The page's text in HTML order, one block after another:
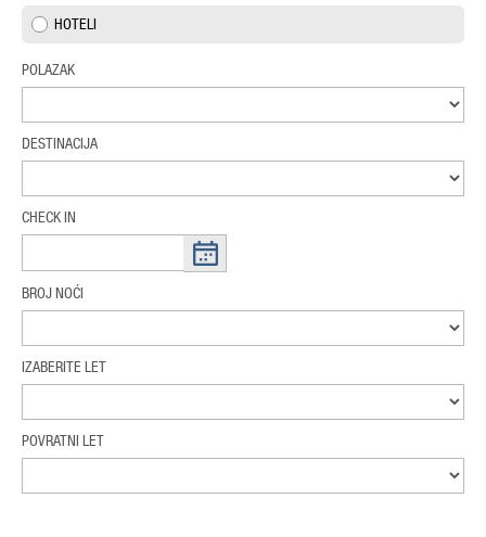
HOTELI
POLAZAK
DESTINACIJA
CHECK IN
BROJ NOĆI
IZABERITE LET
POVRATNI LET